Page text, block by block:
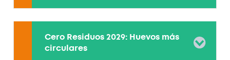
Cero Residuos 2029: Huevos más
circulares